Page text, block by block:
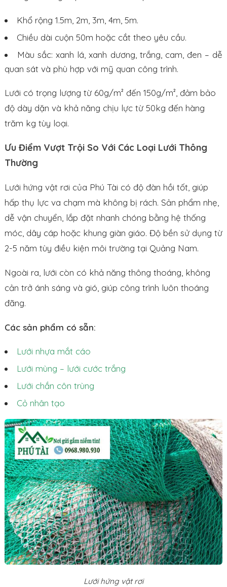
Khổ rộng 1.5m, 2m, 3m, 4m, 5m.
Chiều dài cuộn 50m hoặc cắt theo yêu cầu.
Màu sắc: xanh lá, xanh dương, trắng, cam, đen – dễ
quan sát và phù hợp với mỹ quan công trình.
Lưới có trọng lượng từ 60g/m² đến 150g/m², đảm bảo
độ dày dặn và khả năng chịu lực từ 50kg đến hàng
trăm kg tùy loại.
Ưu Điểm Vượt Trội So Với Các Loại Lưới Thông
Thường
Lưới hứng vật rơi của Phú Tài có độ đàn hồi tốt, giúp
hấp thụ lực va chạm mà không bị rách. Sản phẩm nhẹ,
dễ vận chuyển, lắp đặt nhanh chóng bằng hệ thống
móc, dây cáp hoặc khung giàn giáo. Độ bền sử dụng từ
2-5 năm tùy điều kiện môi trường tại Quảng Nam.
Ngoài ra, lưới còn có khả năng thông thoáng, không
cản trở ánh sáng và gió, giúp công trình luôn thoáng
đãng.
Các sản phẩm có sẵn:
Lưới nhựa mắt cáo
Lưới mùng – lưới cước trắng
Lưới chắn côn trùng
Cỏ nhân tạo
Lưới hứng vật rơi